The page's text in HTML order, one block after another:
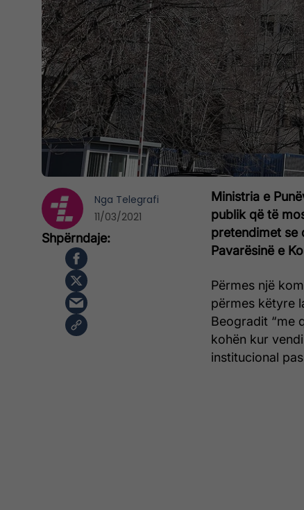
Ministria e
publik që të
pretendimet se
Pavarësinë e
Përmes një
përmes këtyre
Beogradit “me
kohën kur
institucional
Nga Telegrafi
11/03/2021